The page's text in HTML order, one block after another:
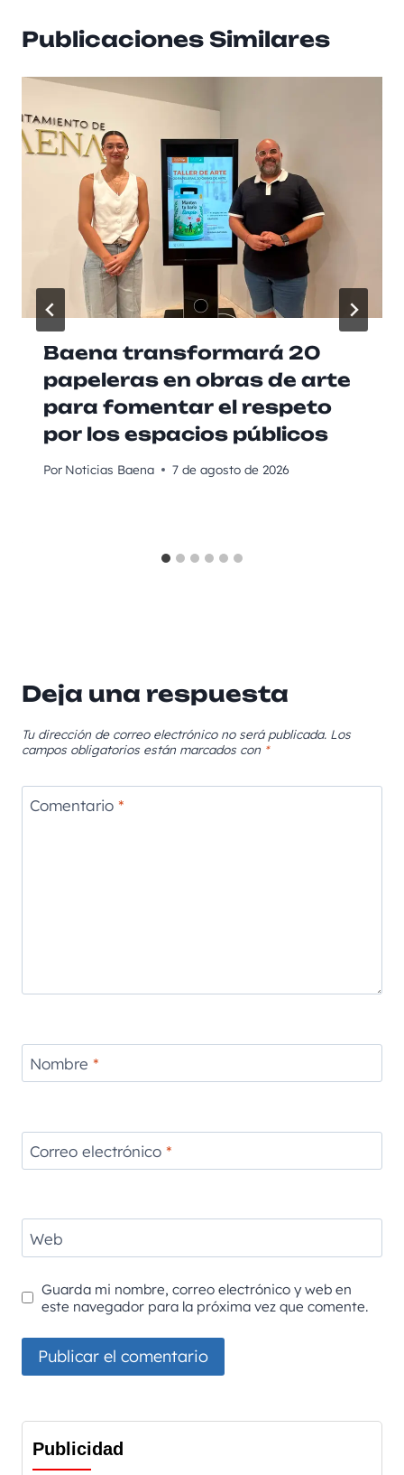
Publicaciones Similares
Baena transformará 20
papeleras en obras de arte
para fomentar el respeto
por los espacios públicos
Por Noticias Baena 7 de agosto de 2026
Deja una respuesta
Tu dirección de correo electrónico no será publicada. Los
campos obligatorios están marcados con *
Comentario *
Nombre *
Correo electrónico *
Web
Guarda mi nombre, correo electrónico y web en
este navegador para la próxima vez que comente.
Publicidad